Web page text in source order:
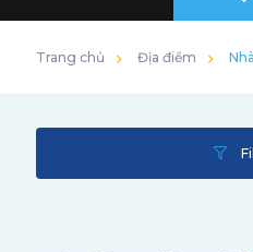
Trang chủ Địa điểm